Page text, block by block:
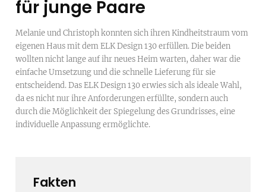
für junge Paare
Melanie und Christoph konnten sich ihren Kindheitstraum vom
eigenen Haus mit dem ELK Design 130 erfüllen. Die beiden
wollten nicht lange auf ihr neues Heim warten, daher war die
einfache Umsetzung und die schnelle Lieferung für sie
entscheidend. Das ELK Design 130 erwies sich als ideale Wahl,
da es nicht nur ihre Anforderungen erfüllte, sondern auch
durch die Möglichkeit der Spiegelung des Grundrisses, eine
individuelle Anpassung ermöglichte.
Fakten